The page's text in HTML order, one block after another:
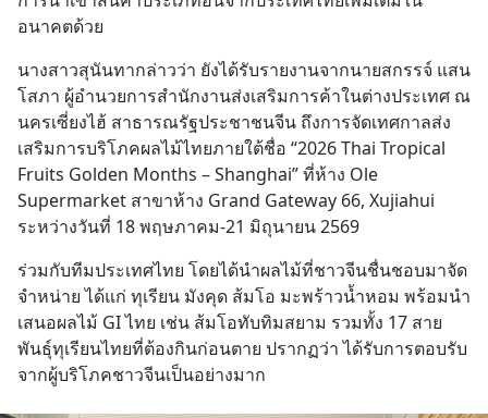
อนาคตด้วย
นางสาวสุนันทากล่าวว่า ยังได้รับรายงานจากนายสกรรจ์ แสน
โสภา ผู้อำนวยการสำนักงานส่งเสริมการค้าในต่างประเทศ ณ
นครเซี่ยงไฮ้ สาธารณรัฐประชาชนจีน ถึงการจัดเทศกาลส่ง
เสริมการบริโภคผลไม้ไทยภายใต้ชื่อ “2026 Thai Tropical
Fruits Golden Months – Shanghai” ที่ห้าง Ole
Supermarket สาขาห้าง Grand Gateway 66, Xujiahui
ระหว่างวันที่ 18 พฤษภาคม-21 มิถุนายน 2569
ร่วมกับทีมประเทศไทย โดยได้นำผลไม้ที่ชาวจีนชื่นชอบมาจัด
จำหน่าย ได้แก่ ทุเรียน มังคุด ส้มโอ มะพร้าวน้ำหอม พร้อมนำ
เสนอผลไม้ GI ไทย เช่น ส้มโอทับทิมสยาม รวมทั้ง 17 สาย
พันธุ์ทุเรียนไทยที่ต้องกินก่อนตาย ปรากฏว่า ได้รับการตอบรับ
จากผู้บริโภคชาวจีนเป็นอย่างมาก